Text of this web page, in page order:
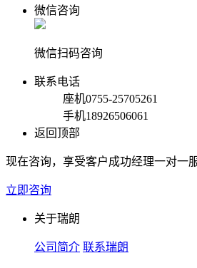
微信咨询
微信扫码咨询
联系电话
座机0755-25705261
手机18926506061
返回顶部
现在咨询，享受客户成功经理一对一
立即咨询
关于瑞朗
公司简介 联系瑞朗